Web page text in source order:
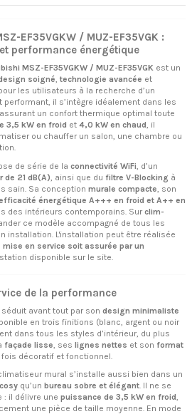
EF35VGKW / MUZ-EF35VGK :
performance énergétique
MSZ-EF35VGKW / MUZ-EF35VGK est un
soigné, technologie avancée et
les utilisateurs à la recherche d’un
il s’intègre idéalement dans les
un confort thermique optimal toute
3,5 kW en froid et 4,0 kW en chaud, il
ou chauffer un salon, une chambre ou
de série de la connectivité WiFi , d’un
de 21 dB(A) , ainsi que du filtre V-Blocking à
sain. Sa conception murale compacte , son
énergétique A+++ en froid et A++ en
des intérieurs contemporains. Sur clim-
ce modèle accompagné de tous les
installation. L'installation peut être réalisée
mise en service soit assurée par un
disponible sur le site.
de la performance
séduit avant tout par son design minimaliste
en trois finitions (blanc, argent ou noir
dans tous les styles d’intérieur, du plus
façade lisse , ses lignes nettes et son format
décoratif et fonctionnel.
mural s’installe aussi bien dans un
qu’un bureau sobre et élégant. Il ne se
: il délivre une puissance de 3,5 kW en froid,
une pièce de taille moyenne. En mode